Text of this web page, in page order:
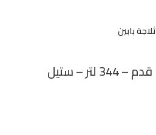
ثلاجة بابين